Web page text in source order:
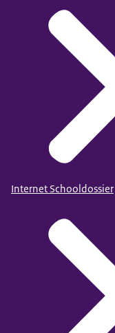
Internet Schooldossier